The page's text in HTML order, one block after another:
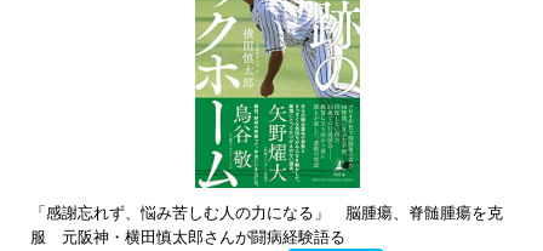
「感謝忘れず、悩み苦しむ人の力になる」 脳腫瘍、脊髄腫瘍を克
服 元阪神・横田慎太郎さんが闘病経験語る